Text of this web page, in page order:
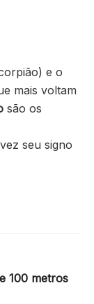
e o
mais voltam
são os
seu signo
100 metros